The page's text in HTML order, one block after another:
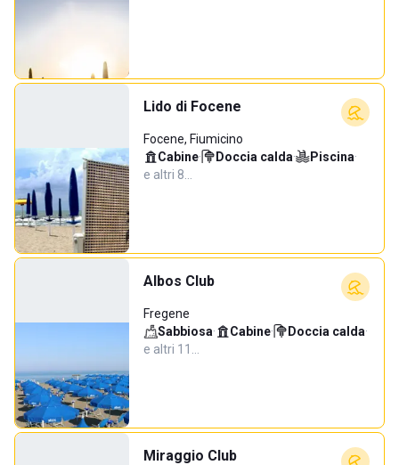
Lido di Focene
Focene, Fiumicino
Cabine· Doccia calda· Piscina·
e altri 8…
Albos Club
Fregene
Sabbiosa· Cabine· Doccia calda·
e altri 11…
Miraggio Club